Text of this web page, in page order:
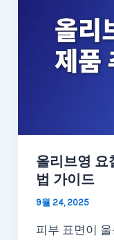
올리브영 요
법 가이드
9월 24, 2025
피부 표면이